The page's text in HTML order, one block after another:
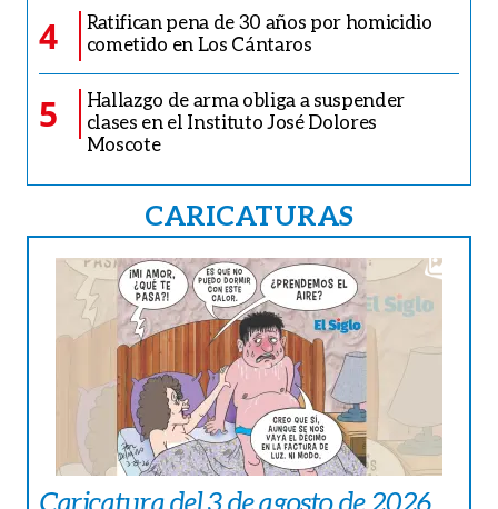
4
Ratifican pena de 30 años por homicidio
cometido en Los Cántaros
5
Hallazgo de arma obliga a suspender
clases en el Instituto José Dolores
Moscote
CARICATURAS
Caricatura del 3 de agosto de 2026